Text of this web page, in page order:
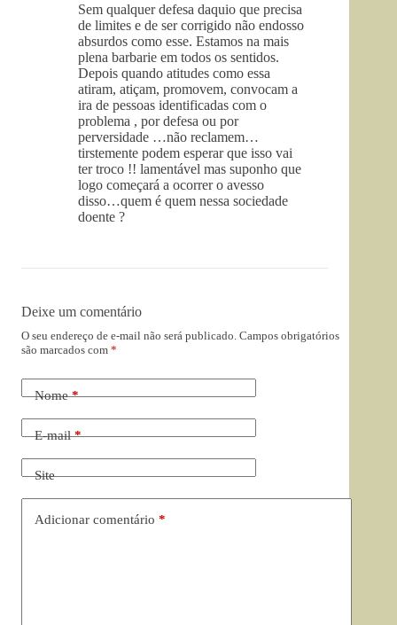
Sem qualquer defesa daquio que precisa
de limites e de ser corrigido não endosso
absurdos como esse. Estamos na mais
plena barbarie em todos os sentidos.
Depois quando atitudes como essa
atiram, atiçam, promovem, convocam a
ira de pessoas identificadas com o
problema , por defesa ou por
perversidade …não reclamem…
tirstemente podem esperar que isso vai
ter troco !! lamentável mas suponho que
logo começará a ocorrer o avesso
disso…quem é quem nessa sociedade
doente ?
Deixe um comentário
O seu endereço de e-mail não será publicado. Campos obrigatórios
são marcados com *
Nome*
E-mail*
Site
Adicionar comentário *